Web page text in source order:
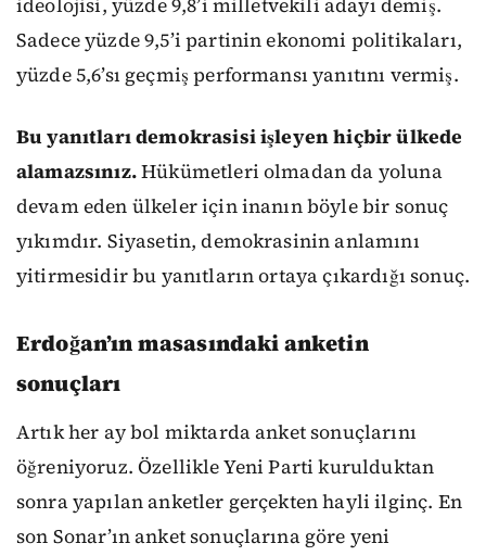
ideolojisi, yüzde 9,8’i milletvekili adayı demiş.
Sadece yüzde 9,5’i partinin ekonomi politikaları,
yüzde 5,6’sı geçmiş performansı yanıtını vermiş.
Bu yanıtları demokrasisi işleyen hiçbir ülkede
alamazsınız.Hükümetleri olmadan da yoluna
devam eden ülkeler için inanın böyle bir sonuç
yıkımdır. Siyasetin, demokrasinin anlamını
yitirmesidir bu yanıtların ortaya çıkardığı sonuç.
Erdoğan’ın masasındaki anketin
sonuçları
Artık her ay bol miktarda anket sonuçlarını
öğreniyoruz. Özellikle Yeni Parti kurulduktan
sonra yapılan anketler gerçekten hayli ilginç. En
son Sonar’ın anket sonuçlarına göre yeni